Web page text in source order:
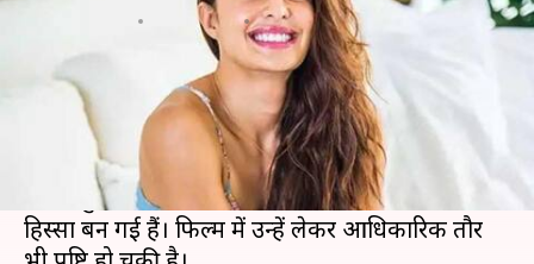
Dec 01, 2020 12:00 pm
क्या है खबर?
बॉलीवुड अभिनेत्री जैकलीन फर्नांडिज को इन दिनों कई
फिल्मों के ऑफर्स मिल रहे हैं। अब खबर आई है कि वह
अक्षय कुमार की मोस्ट अवेटेड फिल्म 'बच्चन पांडे' का भी
हिस्सा बन गई हैं। फिल्म में उन्हें लेकर आधिकारिक तौर